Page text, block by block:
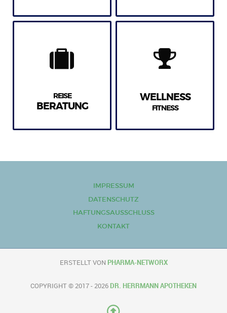
REISE
BERATUNG
WELLNESS
FITNESS
IMPRESSUM
DATENSCHUTZ
HAFTUNGSAUSSCHLUSS
KONTAKT
ERSTELLT VON PHARMA-NETWORX
COPYRIGHT © 2017 - 2026 DR. HERRMANN APOTHEKEN